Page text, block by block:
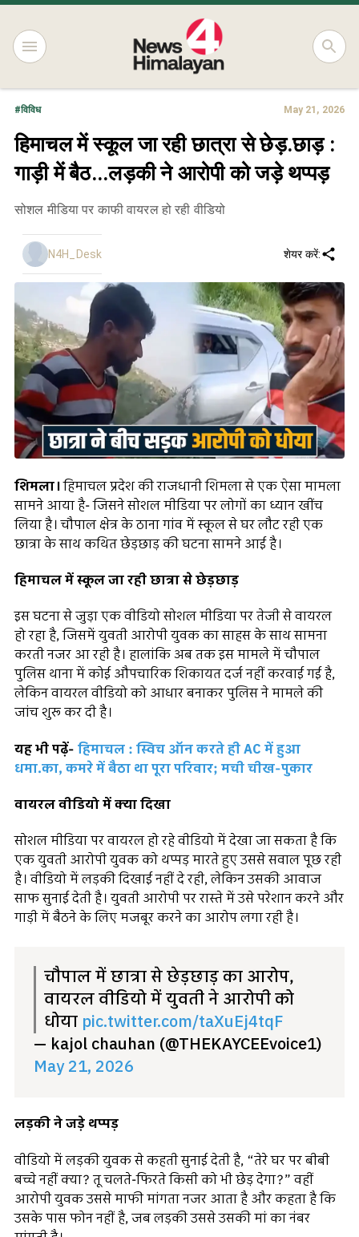
#विविध May 21, 2026
हिमाचल में स्कूल जा रही छात्रा से छेड़.छाड़ :
गाड़ी में बैठ...लड़की ने आरोपी को जड़े थप्पड़
सोशल मीडिया पर काफी वायरल हो रही वीडियो
N4H_Desk शेयर करें:
शिमला।हिमाचल प्रदेश की राजधानी शिमला से एक ऐसा मामला
सामने आया है- जिसने सोशल मीडिया पर लोगों का ध्यान खींच
लिया है। चौपाल क्षेत्र के ठाना गांव में स्कूल से घर लौट रही एक
छात्रा के साथ कथित छेड़छाड़ की घटना सामने आई है।
हिमाचल में स्कूल जा रही छात्रा से छेड़छाड़
इस घटना से जुड़ा एक वीडियो सोशल मीडिया पर तेजी से वायरल
हो रहा है, जिसमें युवती आरोपी युवक का साहस के साथ सामना
करती नजर आ रही है। हालांकि अब तक इस मामले में चौपाल
पुलिस थाना में कोई औपचारिक शिकायत दर्ज नहीं करवाई गई है,
लेकिन वायरल वीडियो को आधार बनाकर पुलिस ने मामले की
जांच शुरू कर दी है।
यह भी पढ़ें- हिमाचल : स्विच ऑन करते ही AC में हुआ
धमा.का, कमरे में बैठा था पूरा परिवार; मची चीख-पुकार
वायरल वीडियो में क्या दिखा
सोशल मीडिया पर वायरल हो रहे वीडियो में देखा जा सकता है कि
एक युवती आरोपी युवक को थप्पड़ मारते हुए उससे सवाल पूछ रही
है। वीडियो में लड़की दिखाई नहीं दे रही, लेकिन उसकी आवाज
साफ सुनाई देती है। युवती आरोपी पर रास्ते में उसे परेशान करने और
गाड़ी में बैठने के लिए मजबूर करने का आरोप लगा रही है।
चौपाल में छात्रा से छेड़छाड़ का आरोप,
वायरल वीडियो में युवती ने आरोपी को
धोया pic.twitter.com/taXuEj4tqF
— kajol chauhan (@THEKAYCEEvoice1)
May 21, 2026
लड़की ने जड़े थप्पड़
वीडियो में लड़की युवक से कहती सुनाई देती है, “तेरे घर पर बीबी
बच्चे नहीं क्या? तू चलते-फिरते किसी को भी छेड़ देगा?” वहीं
आरोपी युवक उससे माफी मांगता नजर आता है और कहता है कि
उसके पास फोन नहीं है, जब लड़की उससे उसकी मां का नंबर